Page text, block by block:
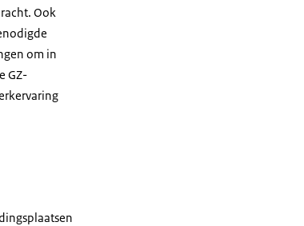
Ook
om in
GZ-